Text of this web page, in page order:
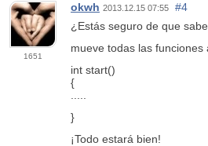
1651
okwh 2013.12.15 07:55
#4
¿Estás seguro de que
mueve todas las
int start()
{
.....
}
¡Todo estará bien!